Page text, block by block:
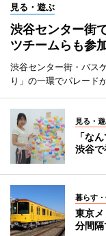
見る・遊ぶ
渋谷センター街
ツチームらも参
渋谷センター街・バス
り」の一環でパレード
見る・
「な
渋谷
暮らす・
東京
分間